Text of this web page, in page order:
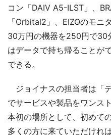
コン「DAIV A5-ILST」、
「Orbital2」、EIZOのモ
30万円の機器を250円で30
はデータで持ち帰ることが
できる。
ジョイナスの担当者は「
でサービスや製品をワンス
本初の場所として、初めて
多くの方に来ていただけれ